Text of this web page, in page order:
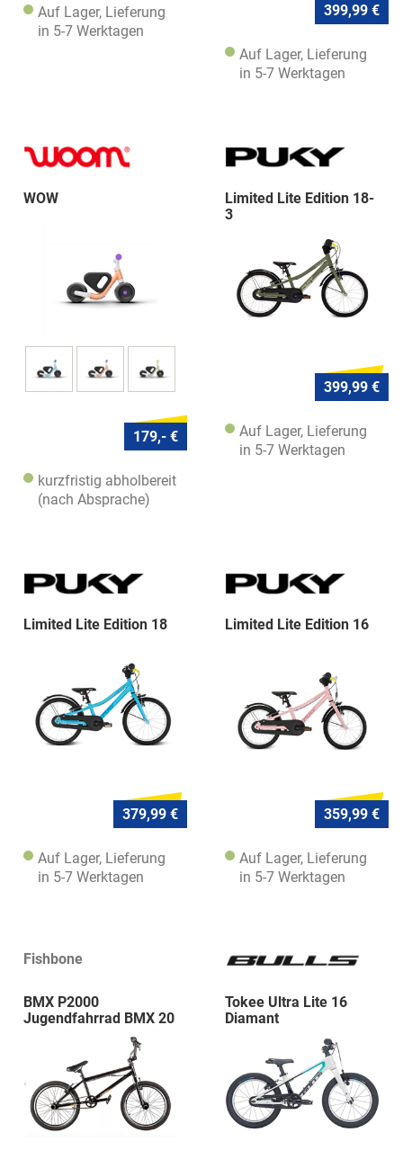
Auf Lager, Lieferung
in 5-7 Werktagen
399,99 €
Auf Lager, Lieferung
in 5-7 Werktagen
WOW
179,- €
kurzfristig abholbereit
(nach Absprache)
Limited Lite Edition 18-
3
399,99 €
Auf Lager, Lieferung
in 5-7 Werktagen
Limited Lite Edition 18
379,99 €
Auf Lager, Lieferung
in 5-7 Werktagen
Limited Lite Edition 16
359,99 €
Auf Lager, Lieferung
in 5-7 Werktagen
Fishbone
BMX P2000
Jugendfahrrad BMX 20
Zoll Diamant Ohne S
Tokee Ultra Lite 16
Diamant